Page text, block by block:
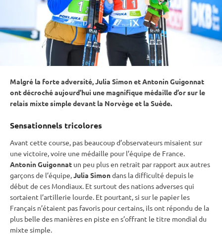
Malgré la forte adversité, Julia Simon et Antonin Guigonnat
ont décroché aujourd’hui une magnifique médaille d’or sur le
relais mixtesimple devant la Norvège et la Suède.
Sensationnels tricolores
Avant cette course, pas beaucoup d’observateurs misaient sur
une victoire, voire une médaille pour l’équipe de France.
Antonin Guigonnat un peu plus en retrait par rapport aux autres
garçons de l’équipe,Julia Simondans la difficulté depuis le
début de ces Mondiaux. Et surtout des nations adverses qui
sortaient l’artillerie lourde. Et pourtant, si sur le papier les
Français n’étaient pas favoris pour certains, ils ont répondu de la
plus belle des manières en piste en s’offrant le titre mondial du
mixte simple.